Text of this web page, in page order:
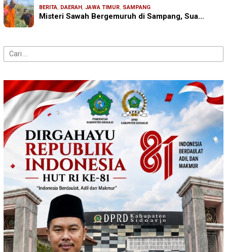
BERITA, DAERAH , JAWA TIMUR, SAMPANG
Misteri Sawah Bergemuruh di Sampang, Sua…
Cari
untuk: